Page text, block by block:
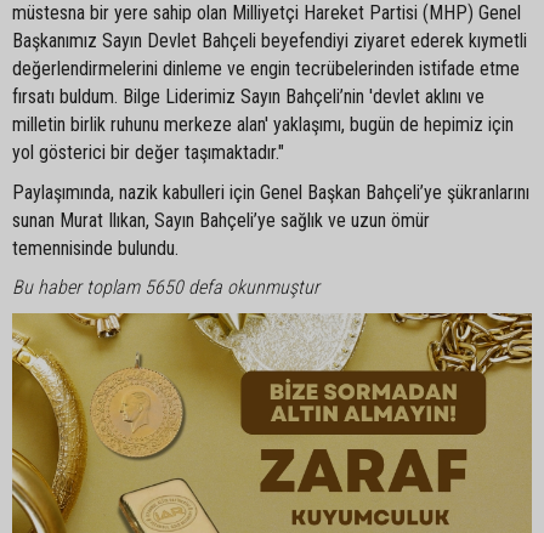
müstesna bir yere sahip olan Milliyetçi Hareket Partisi (MHP) Genel
Başkanımız Sayın Devlet Bahçeli beyefendiyi ziyaret ederek kıymetli
değerlendirmelerini dinleme ve engin tecrübelerinden istifade etme
fırsatı buldum. Bilge Liderimiz Sayın Bahçeli’nin 'devlet aklını ve
milletin birlik ruhunu merkeze alan' yaklaşımı, bugün de hepimiz için
yol gösterici bir değer taşımaktadır."
Paylaşımında, nazik kabulleri için Genel Başkan Bahçeli’ye şükranlarını
sunan Murat Ilıkan, Sayın Bahçeli’ye sağlık ve uzun ömür
temennisinde bulundu.
Bu haber toplam 5650 defa okunmuştur